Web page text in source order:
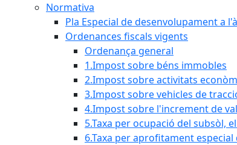
Normativa
Pla Especial de desenvolupament a
Ordenances fiscals vigents
Ordenança general
1.Impost sobre béns immobles
2.Impost sobre activitats
3.Impost sobre vehicles de
4.Impost sobre l'increment de
5.Taxa per ocupació del subsòl,
6.Taxa per aprofitament